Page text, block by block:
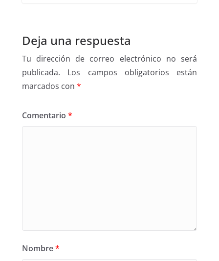
Deja una respuesta
Tu dirección de correo electrónico no será
publicada.
Los campos obligatorios están
marcados con *
Comentario *
Nombre*